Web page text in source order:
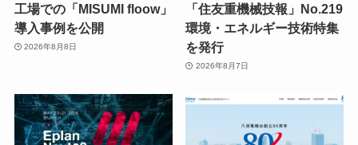
工場での「MISUMI floow」
導入事例を公開
2026年8月8日
「住友重機械技報」No.219
環境・エネルギー技術特集
を発行
2026年8月7日